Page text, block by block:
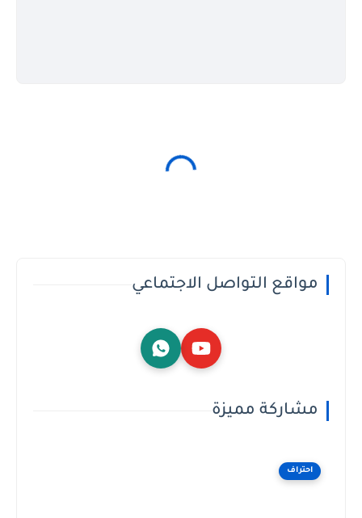
مواقع التواصل الاجتماعي
مشاركة مميزة
احتراف